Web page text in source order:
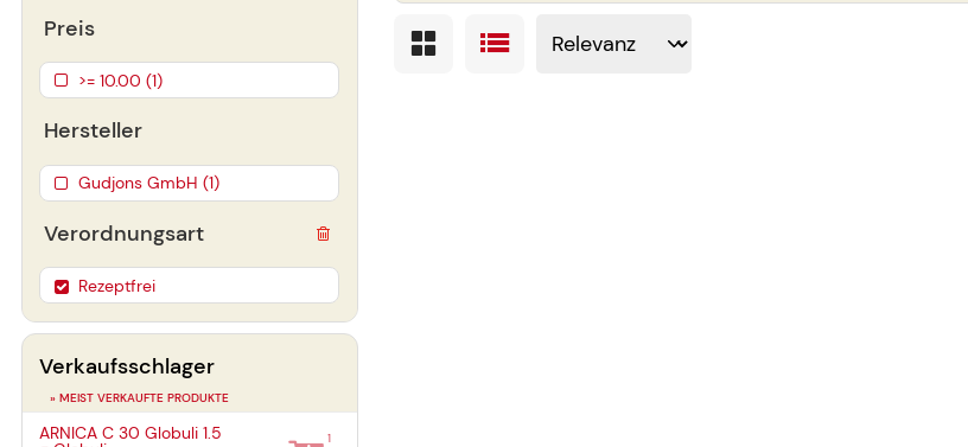
Preis
>= 10.00 (1)
Hersteller
Gudjons GmbH (1)
Verordnungsart
Rezeptfrei
Verkaufsschlager
» MEIST VERKAUFTE PRODUKTE
ARNICA C 30 Globuli1.5 1